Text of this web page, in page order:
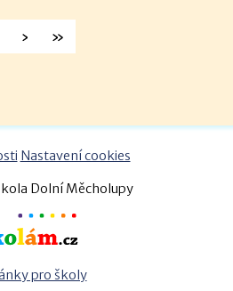
› »
Nastavení cookies
Dolní Měcholupy
pro školy